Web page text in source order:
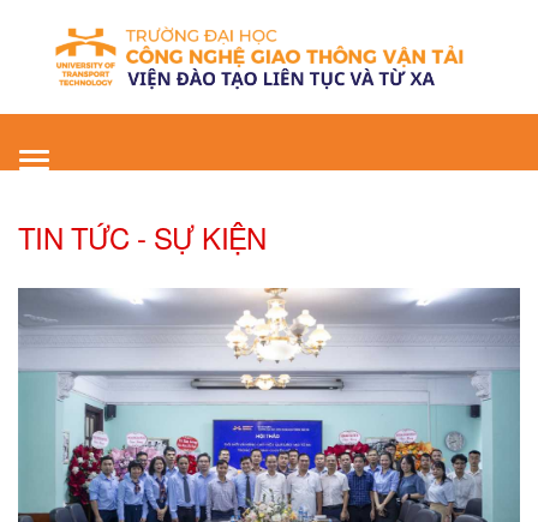
Toggle
TIN TỨC - SỰ KIỆN